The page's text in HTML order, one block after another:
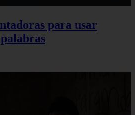
para usar